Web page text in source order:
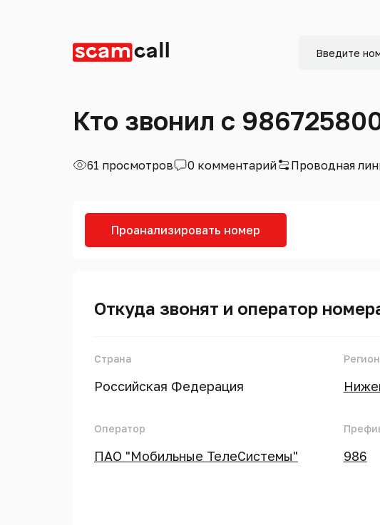
Кто звонил с
61 просмотров 0 комментарий Проводная
Проанализировать номер
Откуда звонят и оператор
Страна
Российская Федерация
Оператор
ПАО "Мобильные ТелеСистемы"
Регион
986